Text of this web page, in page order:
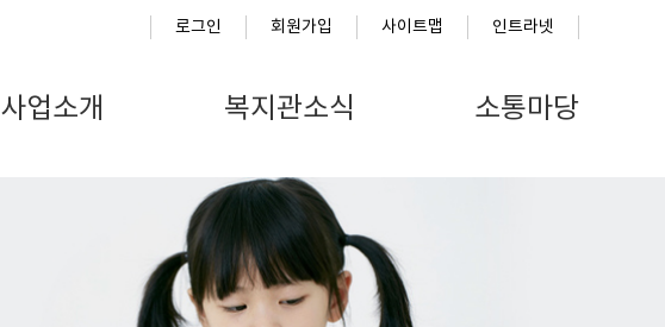
로그인 회원가입 사이트맵 인트라넷
사업소개 복지관소식 소통마당